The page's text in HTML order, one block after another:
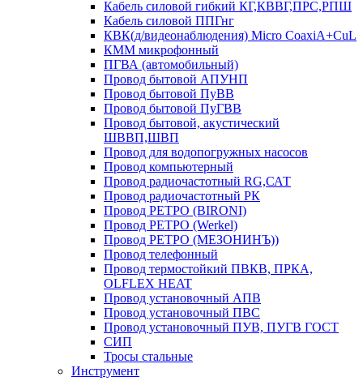
Кабель силовой гибкий КГ,КВВГ,ПРС,РПШ
Кабель силовой ППГнг
КВК(д/видеонаблюдения) Micro CoaxiA+CuL
КММ микрофонный
ПГВА (автомобильный)
Провод бытовой АПУНП
Провод бытовой ПуВВ
Провод бытовой ПуГВВ
Провод бытовой, акустический
ШВВП,ШВП
Провод для водопогружных насосов
Провод компьютерный
Провод радиочастотный RG,САТ
Провод радиочастотный РК
Провод РЕТРО (BIRONI)
Провод РЕТРО (Werkel)
Провод РЕТРО (МЕЗОНИНЪ))
Провод телефонный
Провод термостойкий ПВКВ, ПРКА,
OLFLEX HEAT
Провод установочный АПВ
Провод установочный ПВС
Провод установочный ПУВ, ПУГВ ГОСТ
СИП
Тросы стальные
Инструмент